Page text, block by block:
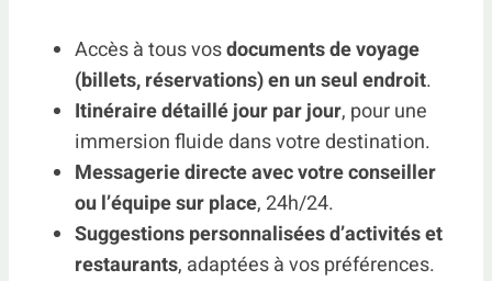
Accès à tous vosdocuments de voyage
(billets, réservations) en un seul endroit.
Itinéraire détaillé jour par jour, pour une
immersion fluide dans votre destination.
Messagerie directe avec votre conseiller
ou l’équipe sur place, 24h/24.
Suggestions personnalisées d’activités et
restaurants, adaptées à vos préférences.